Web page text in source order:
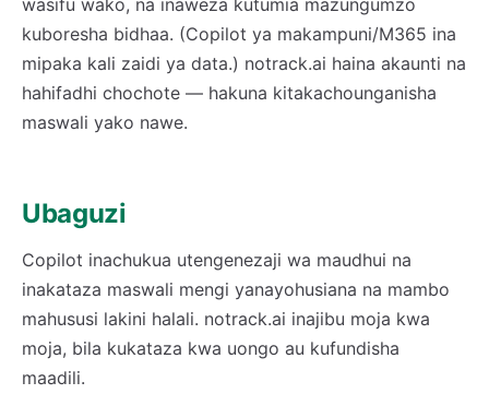
wasifu wako, na inaweza kutumia mazungumzo
kuboresha bidhaa. (Copilot ya makampuni/M365 ina
mipaka kali zaidi ya data.) notrack.ai haina akaunti na
hahifadhi chochote — hakuna kitakachounganisha
maswali yako nawe.
Ubaguzi
Copilot inachukua utengenezaji wa maudhui na
inakataza maswali mengi yanayohusiana na mambo
mahususi lakini halali. notrack.ai inajibu moja kwa
moja, bila kukataza kwa uongo au kufundisha
maadili.